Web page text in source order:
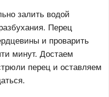
залить водой
Перец
и проварить
минут. Достаем
перец и оставляем